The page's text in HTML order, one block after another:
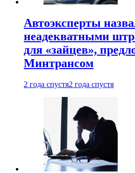
Автоэксперты
неадекватными
для «зайцев»,
Минтрансом
2 года спустя2 года спустя